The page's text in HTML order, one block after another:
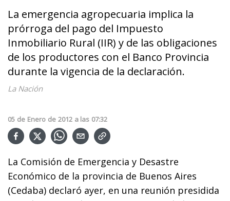
La emergencia agropecuaria implica la
prórroga del pago del Impuesto
Inmobiliario Rural (IIR) y de las obligaciones
de los productores con el Banco Provincia
durante la vigencia de la declaración.
La Nación
05 de Enero de 2012 a las 07:32
La Comisión de Emergencia y Desastre
Económico de la provincia de Buenos Aires
(Cedaba) declaró ayer, en una reunión presidida